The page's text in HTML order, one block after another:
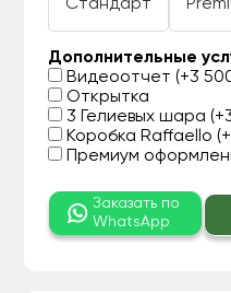
Стандарт
Дополнительные
Видеоотчет (+3
Открытка
3 Гелиевых шара
Коробка Raffaello
Премиум
Заказать по
WhatsApp